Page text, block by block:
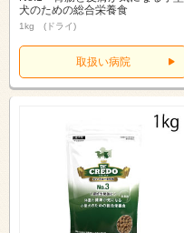
犬のための総合栄養食
1kg (ドライ)
取扱い病院